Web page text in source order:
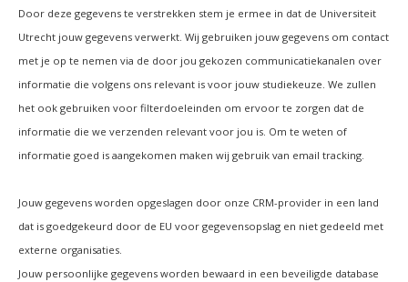
Door deze gegevens te verstrekken stem je ermee in dat de Universiteit
Utrecht jouw gegevens verwerkt. Wij gebruiken jouw gegevens om contact
met je op te nemen via de door jou gekozen communicatiekanalen over
informatie die volgens ons relevant is voor jouw studiekeuze. We zullen
het ook gebruiken voor filterdoeleinden om ervoor te zorgen dat de
informatie die we verzenden relevant voor jou is. Om te weten of
informatie goed is aangekomen maken wij gebruik van email tracking.
Jouw gegevens worden opgeslagen door onze CRM-provider in een land
dat is goedgekeurd door de EU voor gegevensopslag en niet gedeeld met
externe organisaties.
Jouw persoonlijke gegevens worden bewaard in een beveiligde database